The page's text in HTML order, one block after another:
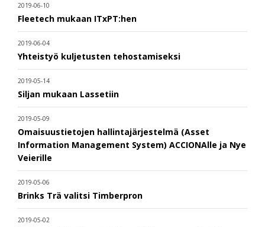
2019-06-10
Fleetech mukaan ITxPT:hen
2019-06-04
Yhteistyö kuljetusten tehostamiseksi
2019-05-14
Siljan mukaan Lassetiin
2019-05-09
Omaisuustietojen hallintajärjestelmä (Asset
Information Management System) ACCIONAlle ja Nye
Veierille
2019-05-06
Brinks Trä valitsi Timberpron
2019-05-02